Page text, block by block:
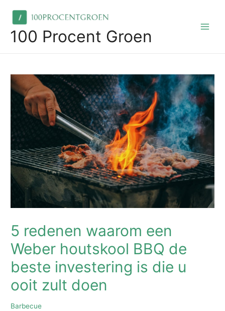
content100 Procent Groen
5 redenen waarom een
Weber houtskool BBQ de
beste investering is die u
ooit zult doen
Barbecue